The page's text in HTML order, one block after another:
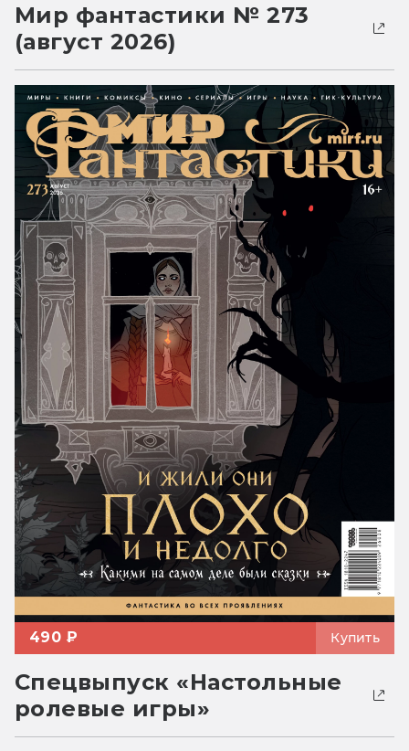
Мир фантастики № 273
(август 2026)
490 ₽ Купить
Спецвыпуск «Настольные
ролевые игры»